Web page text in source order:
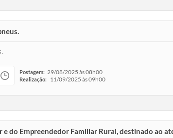
Postagem: 29/08/2025 às 08h00
Realização: 11/09/2025 às 09h00
do Empreendedor Familiar Rural, destinado ao